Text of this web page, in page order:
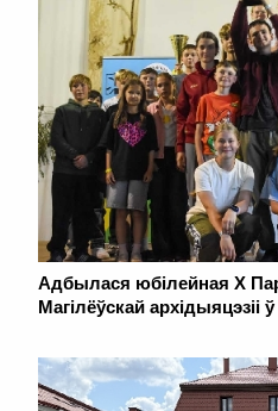
Адбылася юбілейная Х
Магілёўскай архідыяцэзіі